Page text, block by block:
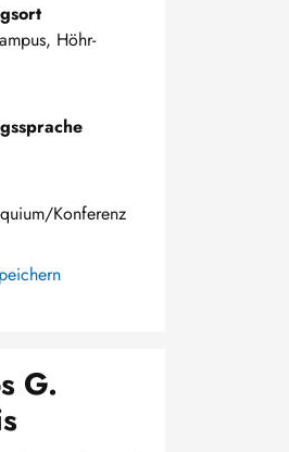
Höhr-
Konferenz
G.